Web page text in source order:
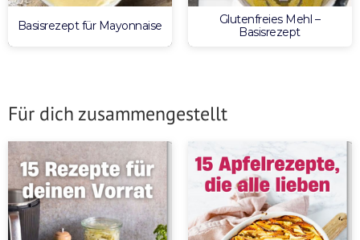
Basisrezept für Mayonnaise
Glutenfreies Mehl –
Basisrezept
Für dich zusammengestellt